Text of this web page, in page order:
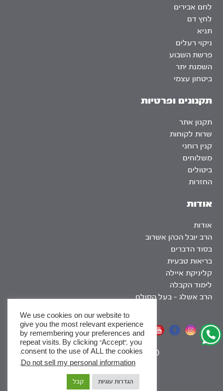
אודות
אודות
הרב יובל הכהן אשרוב
בסוד הדברים
בריאות טבעית
קליניקת איילה
לימוד הקבלה
הרב אשלג – בעל הסולם
לחם אבירים
לחץ דם
תניא
ניקוי רעלים
פרשת השבוע
השמנת יתר
ביטחון עצמי
תקנונים ופרטיות
תקנון אתר
שרות לקוחות
קנין רוחני
משלוחים
ביטולים
החזרות
אתר שומר שבת
SEO
|
We use cookies on our website to
give you the most relevant experience
by remembering your preferences and
repeat visits. By clicking “Accept”, you
consent to the use of ALL the cookies.
Do not sell my personal information
.
הגדרות עוגיות קבל
x